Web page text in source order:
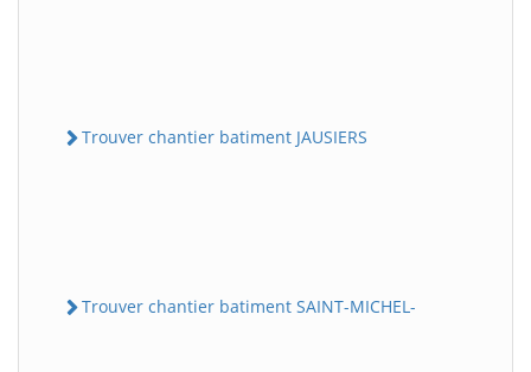
Trouver chantier batiment JAUSIERS
Trouver chantier batiment SAINT-MICHEL-